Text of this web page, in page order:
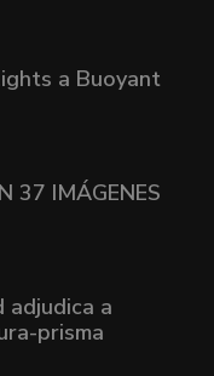
a Buoyant
37 IMÁGENES
adjudica a
prisma